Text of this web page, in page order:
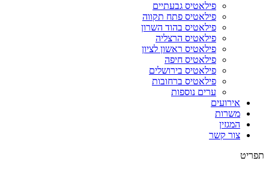
פילאטיס גבעתיים
פילאטיס פתח תקווה
פילאטיס בהוד השרון
פילאטיס הרצליה
פילאטיס ראשון לציון
פילאטיס חיפה
פילאטיס בירושלים
פילאטיס ברחובות
ערים נוספות
אירועים
משרות
המגזין
צור קשר
תפריט